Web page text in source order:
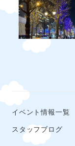
イベント情報一覧
スタッフブログ